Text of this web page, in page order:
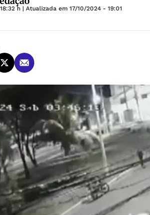
h | Atualizada em 17/10/2024 - 19:01